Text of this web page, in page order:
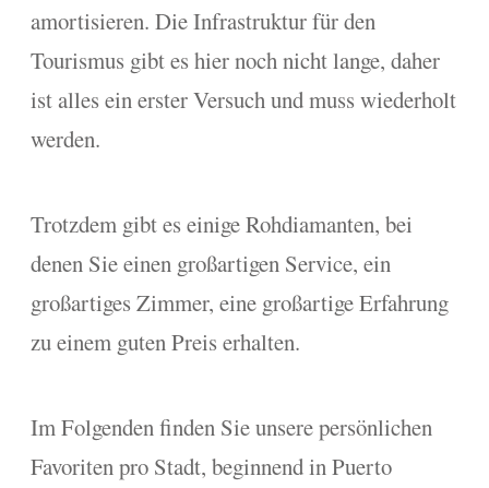
amortisieren. Die Infrastruktur für den
Tourismus gibt es hier noch nicht lange, daher
ist alles ein erster Versuch und muss wiederholt
werden.
Trotzdem gibt es einige Rohdiamanten, bei
denen Sie einen großartigen Service, ein
großartiges Zimmer, eine großartige Erfahrung
zu einem guten Preis erhalten.
Im Folgenden finden Sie unsere persönlichen
Favoriten pro Stadt, beginnend in Puerto